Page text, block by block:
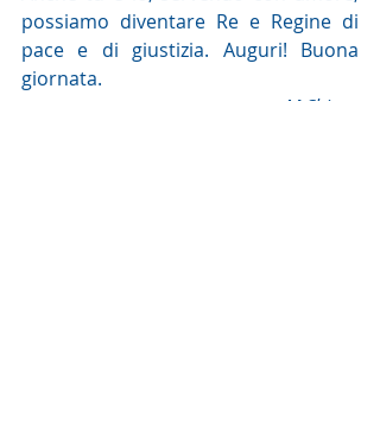
possiamo diventare Re e Regine di
pace e di giustizia. Auguri! Buona
giornata.
sr M.Chiara